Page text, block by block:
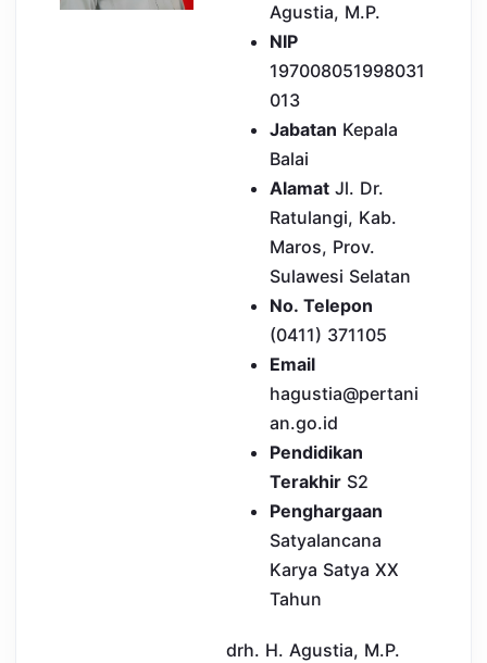
Agustia, M.P.
NIP
197008051998031
013
Jabatan Kepala
Balai
Alamat Jl. Dr.
Ratulangi, Kab.
Maros, Prov.
Sulawesi Selatan
No. Telepon
(0411) 371105
Email
hagustia@pertani
an.go.id
Pendidikan
Terakhir S2
Penghargaan
Satyalancana
Karya Satya XX
Tahun
drh. H. Agustia, M.P.